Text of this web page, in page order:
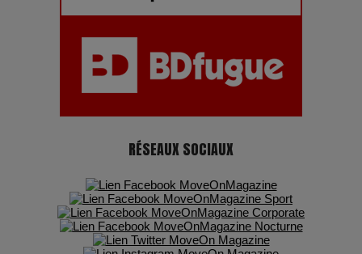
Pharaonic Festival 2025 : 10 ans d’électro sous les
montagnes, une fête à ne pas manquer
RÉSEAUX SOCIAUX